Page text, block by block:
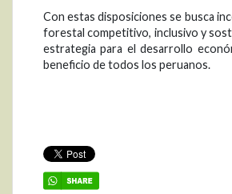
Con estas disposiciones se busca
forestal competitivo, inclusivo y
estrategia para el desarrollo
beneficio de todos los peruanos.